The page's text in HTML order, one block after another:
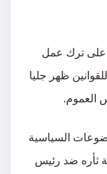
على ترك عمل
ظهر جليا
العموم.
السياسية
ثأره ضد رئيس